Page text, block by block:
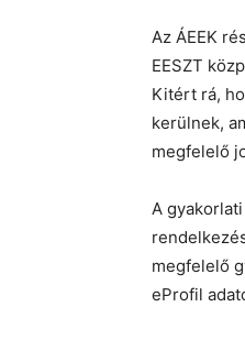
Az ÁEEK
EESZT
Kitért rá,
kerülnek,
megfelelő
A
megfelelő
eProfil